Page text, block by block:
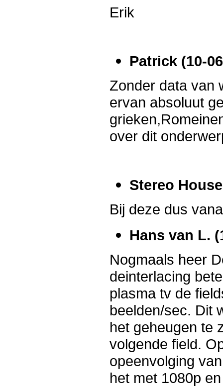
Erik
Patrick (10-
Zonder data van
ervan absoluut
over dit
Stereo
Bij deze dus
Hans van L.
Nogmaals heer
deinterlacing
plasma tv de
beelden/sec. Dit
het geheugen te
volgende field.
opeenvolging
het met 1080p